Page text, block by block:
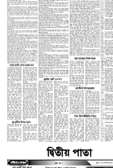
দ্বিতীয় পাতা